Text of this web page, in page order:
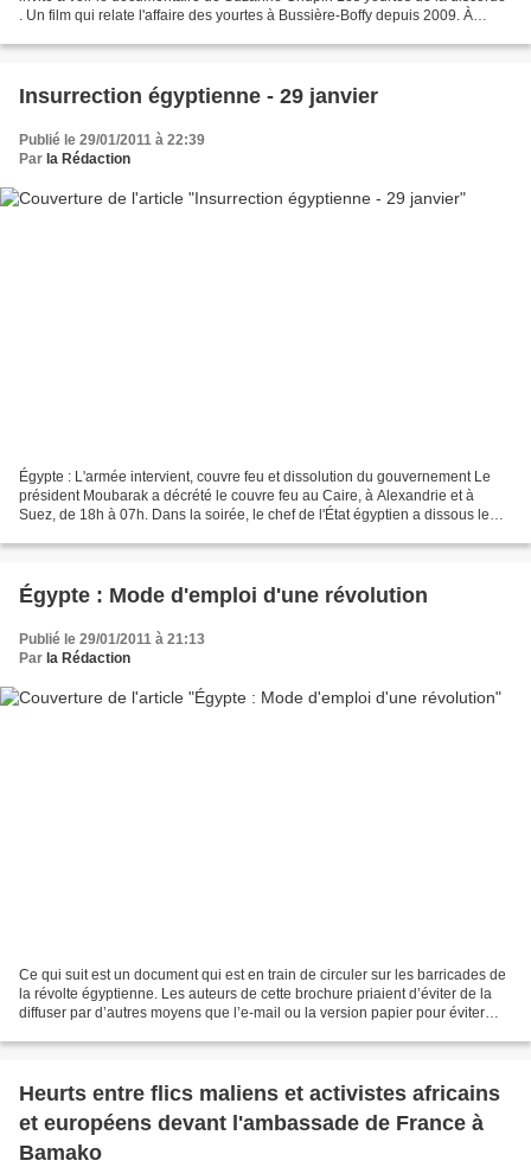
. Un film qui relate l'affaire des yourtes à Bussière-Boffy depuis 2009. À
Insurrection égyptienne - 29 janvier
Publié le 29/01/2011 à 22:39
Par la Rédaction
Égypte : L'armée intervient, couvre feu et dissolution du gouvernement Le
président Moubarak a décrété le couvre feu au Caire, à Alexandrie et à
Suez, de 18h à 07h. Dans la soirée, le chef de l'État égyptien a dissous le
Égypte : Mode d'emploi d'une révolution
Publié le 29/01/2011 à 21:13
Par la Rédaction
Ce qui suit est un document qui est en train de circuler sur les barricades de
la révolte égyptienne. Les auteurs de cette brochure priaient d’éviter de la
diffuser par d’autres moyens que l’e-mail ou la version papier pour éviter
Heurts entre flics maliens et activistes africains
et européens devant l'ambassade de France à
Bamako